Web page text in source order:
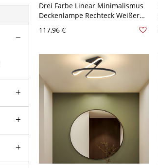
Drei Farbe Linear Minimalismus
Deckenlampe Rechteck Weißer
Weiß 110V-120V 59,69 cm
117,96 €